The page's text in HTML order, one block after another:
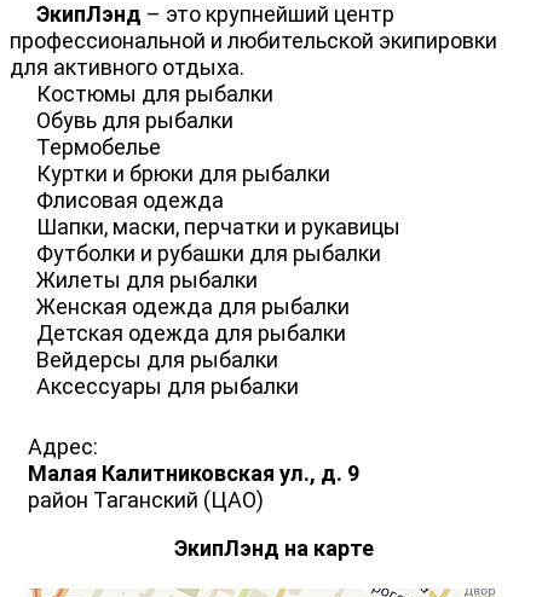
ЭкипЛэнд – это крупнейший центр
профессиональной и любительской экипировки
для активного отдыха.
Костюмы для рыбалки
Обувь для рыбалки
Термобелье
Куртки и брюки для рыбалки
Флисовая одежда
Шапки, маски, перчатки и рукавицы
Футболки и рубашки для рыбалки
Жилеты для рыбалки
Женская одежда для рыбалки
Детская одежда для рыбалки
Вейдерсы для рыбалки
Аксессуары для рыбалки
Адрес:
Малая Калитниковская ул., д. 9
район Таганский (ЦАО)
ЭкипЛэнд на карте